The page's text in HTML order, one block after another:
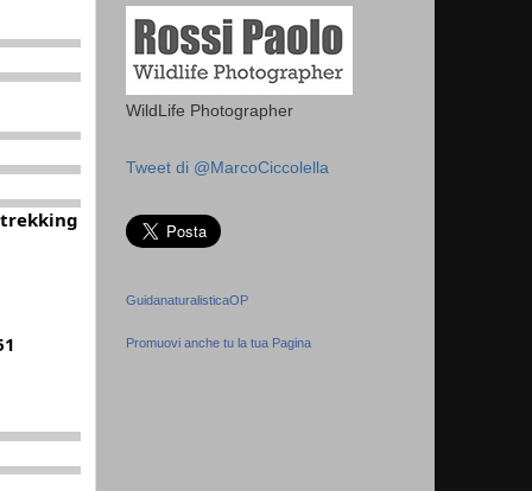
WildLife Photographer
Tweet di @MarcoCiccolella
GuidanaturalisticaOP
Promuovi anche tu la tua Pagina